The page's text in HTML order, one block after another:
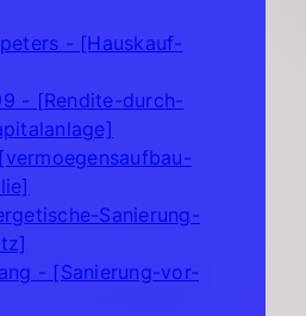
- [Hauskauf-
- [Rendite-durch-
Sanierung-
- [Sanierung-vor-